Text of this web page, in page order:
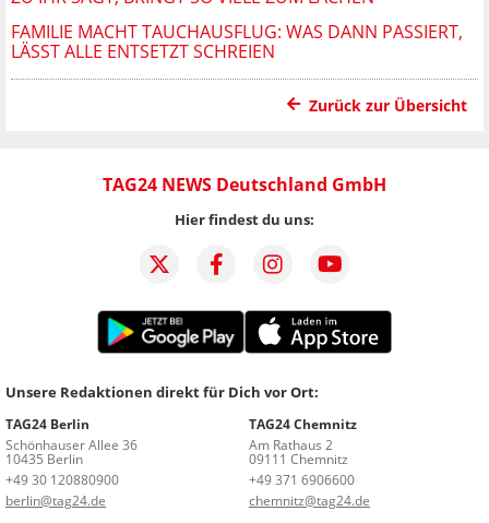
FAMILIE MACHT TAUCHAUSFLUG: WAS DANN PASSIERT,
LÄSST ALLE ENTSETZT SCHREIEN
Zurück zur Übersicht
TAG24 NEWS Deutschland GmbH
Hier findest du uns:
Unsere Redaktionen direkt für Dich vor Ort:
TAG24 Berlin
Schönhauser Allee 36
10435 Berlin
+49 30 120880900
berlin@tag24.de
TAG24 Chemnitz
Am Rathaus 2
09111 Chemnitz
+49 371 6906600
chemnitz@tag24.de